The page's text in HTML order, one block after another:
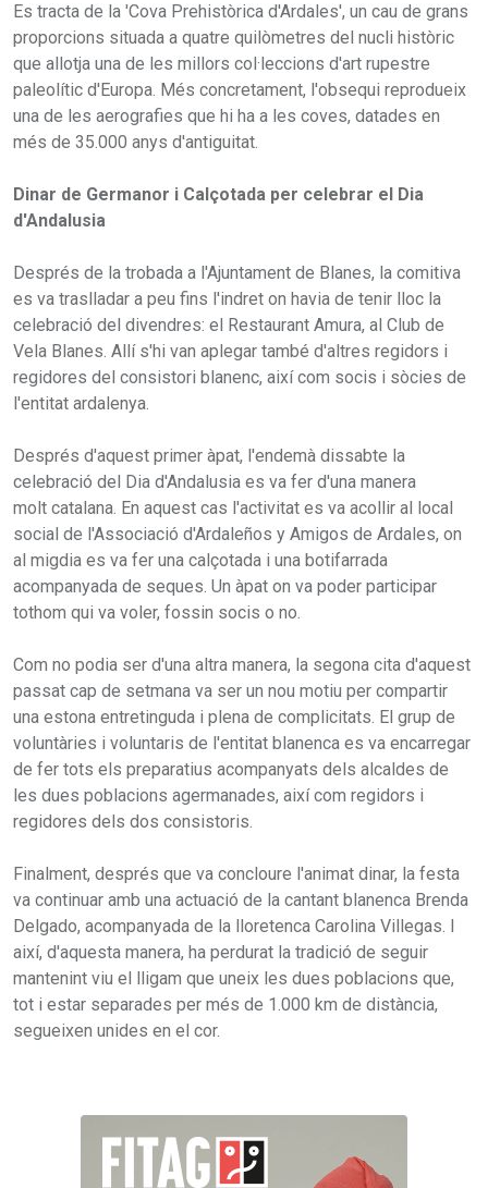
Es tracta de la 'Cova Prehistòrica d'Ardales', un cau de grans
proporcions situada a quatre quilòmetres del nucli històric
que allotja una de les millors col·leccions d'art rupestre
paleolític d'Europa. Més concretament, l'obsequi reprodueix
una de les aerografies que hi ha a les coves, datades en
més de 35.000 anys d'antiguitat.
Dinar de Germanor i Calçotada per celebrar el Dia
d'Andalusia
Després de la trobada a l'Ajuntament de Blanes, la comitiva
es va traslladar a peu fins l'indret on havia de tenir lloc la
celebració del divendres: el Restaurant Amura, al Club de
Vela Blanes. Allí s'hi van aplegar també d'altres regidors i
regidores del consistori blanenc, així com socis i sòcies de
l'entitat ardalenya.
Després d'aquest primer àpat, l'endemà dissabte la
celebració del Dia d'Andalusia es va fer d'una manera
molt catalana. En aquest cas l'activitat es va acollir al local
social de l'Associació d'Ardaleños y Amigos de Ardales, on
al migdia es va fer una calçotada i una botifarrada
acompanyada de seques. Un àpat on va poder participar
tothom qui va voler, fossin socis o no.
Com no podia ser d'una altra manera, la segona cita d'aquest
passat cap de setmana va ser un nou motiu per compartir
una estona entretinguda i plena de complicitats. El grup de
voluntàries i voluntaris de l'entitat blanenca es va encarregar
de fer tots els preparatius acompanyats dels alcaldes de
les dues poblacions agermanades, així com regidors i
regidores dels dos consistoris.
Finalment, després que va concloure l'animat dinar, la festa
va continuar amb una actuació de la cantant blanenca Brenda
Delgado, acompanyada de la lloretenca Carolina Villegas. I
així, d'aquesta manera, ha perdurat la tradició de seguir
mantenint viu el lligam que uneix les dues poblacions que,
tot i estar separades per més de 1.000 km de distància,
segueixen unides en el cor.